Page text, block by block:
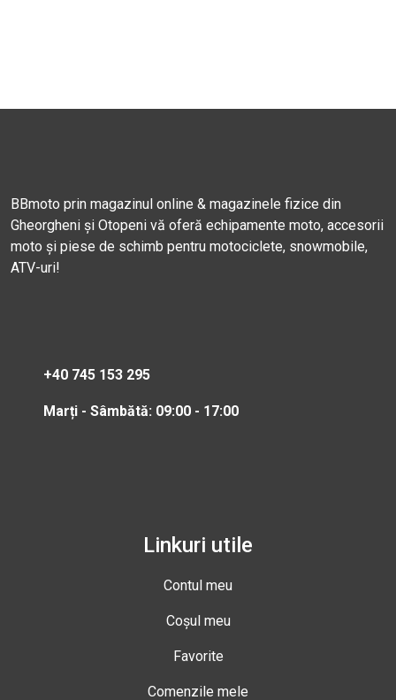
BBmoto prin magazinul online & magazinele fizice din
Gheorgheni și Otopeni vă oferă echipamente moto, accesorii
moto și piese de schimb pentru motociclete, snowmobile,
ATV-uri!
+40 745 153 295
Marți - Sâmbătă: 09:00 - 17:00
Linkuri utile
Contul meu
Coșul meu
Favorite
Comenzile mele